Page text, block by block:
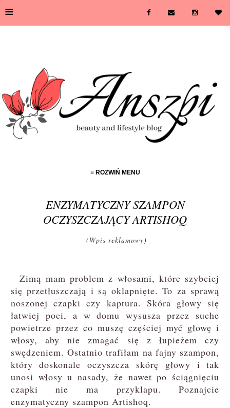
≡
≡ ROZWIŃ MENU
ENZYMATYCZNY SZAMPON
OCZYSZCZAJĄCY ARTISHOQ
(Wpis reklamowy)
Zimą mam problem z włosami, które szybciej
się przetłuszczają i są oklapnięte. To za sprawą
noszonej czapki czy kaptura. Skóra głowy się
łatwiej poci, a w domu wysusza przez suche
powietrze przez co muszę częściej myć głowę i
włosy, aby nie zmagać się z łupieżem czy
swędzeniem. Ostatnio trafiłam na fajny szampon,
który doskonale oczyszcza skórę głowy i tak
unosi włosy u nasady, że nawet po ściągnięciu
czapki nie ma przyklapu. Poznajcie
enzymatyczny szampon Artishoq.